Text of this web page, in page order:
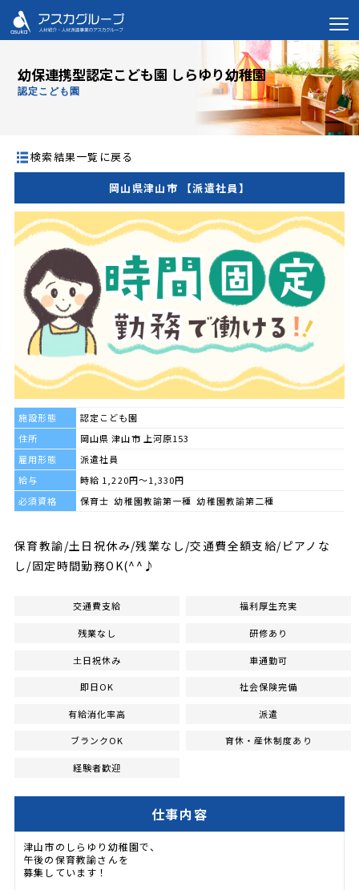
幼保連携型認定こども園 しらゆり幼稚園
認定こども園
検索結果一覧に戻る
岡山県津山市 【派遣社員】
施設形態
認定こども園
住所
岡山県 津山市 上河原153
雇用形態
派遣社員
給与
時給 1,220円～1,330円
必須資格
保育士 幼稚園教諭第一種 幼稚園教諭第二種
保育教諭/土日祝休み/残業なし/交通費全額支給/ピアノな
し/固定時間勤務OK(^^♪
交通費支給 福利厚生充実
残業なし 研修あり
土日祝休み 車通勤可
即日OK 社会保険完備
有給消化率高 派遣
ブランクOK 育休・産休制度あり
経験者歓迎
仕事内容
津山市のしらゆり幼稚園で、
午後の保育教諭さんを
募集しています！